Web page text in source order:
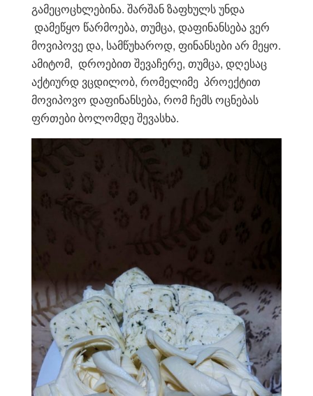
გამეცოცხლებინა. შარშან ზაფხულს უნდა
დამეწყო წარმოება, თუმცა, დაფინანსება ვერ
მოვიპოვე და, სამწუხაროდ, ფინანსები არ მეყო.
ამიტომ, დროებით შევაჩერე, თუმცა, დღესაც
აქტიურდ ვცდილობ, რომელიმე პროექტით
მოვიპოვო დაფინანსება, რომ ჩემს ოცნებას
ფრთები ბოლომდე შევასხა.